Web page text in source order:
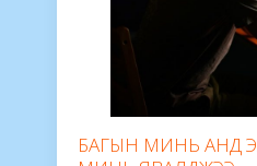
БАГЫН МИНЬ АНД